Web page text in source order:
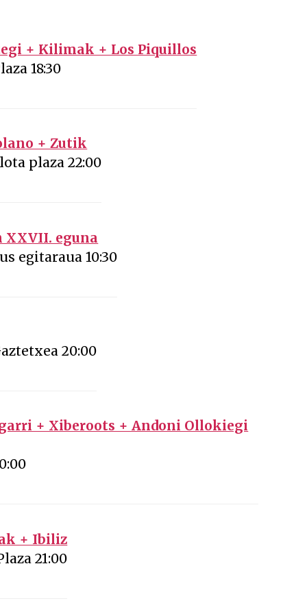
+ Kilimak + Los Piquillos
18:30
+ Zutik
plaza 22:00
XXVII. eguna
egitaraua 10:30
20:00
+ Xiberoots + Andoni Ollokiegi
+ Ibiliz
21:00